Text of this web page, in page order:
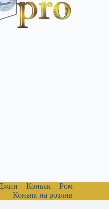
Коньяк
Ром
Коньяк на розлив